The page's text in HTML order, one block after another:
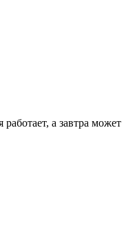
а завтра может